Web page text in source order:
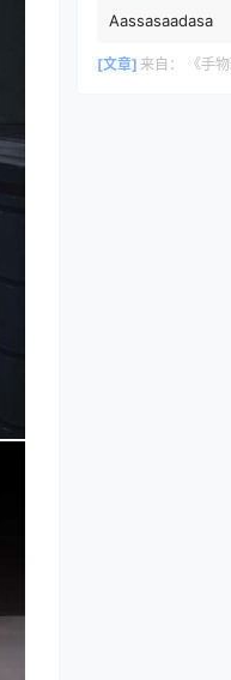
Aassasaadasa
[文章] 来自： 《手